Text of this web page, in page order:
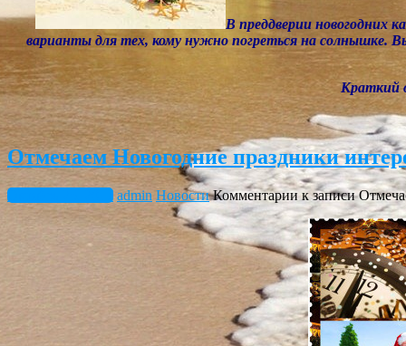
В преддверии новогодних
варианты для тех, кому нужно погреться на солнышке.
Краткий
Отмечаем Новогодние праздники
Октябрь 25, 2017 admin Новости Комментарии к записи